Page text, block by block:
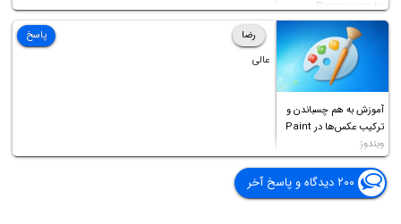
Permission to
Access this folder
آموزش به هم چسباندن و
ترکیب عکس‌ها در Paint
ویندوز
رضا
عالی
پاسخ
۲۰۰ دیدگاه و پاسخ آخر